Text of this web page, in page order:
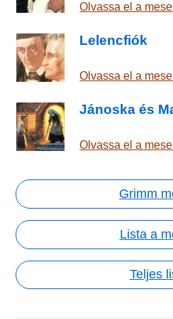
Olvassa el a
Lelencfiók
Olvassa el a
Jánoska és
Olvassa el a
Grimm
Lista a
Teljes